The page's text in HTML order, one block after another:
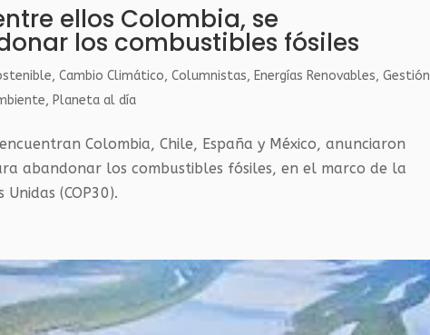
ellos Colombia, se
los combustibles fósiles
,Cambio Climático,Columnistas, Energías Renovables,Gestión
, Planeta al día
Colombia, Chile, España y México, anunciaron
abandonar los combustibles fósiles, en el marco de la
(COP30).